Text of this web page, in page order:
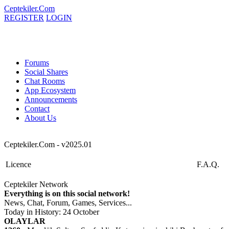
Ceptekiler.Com
REGISTER LOGIN
Forums
Social Shares
Chat Rooms
App Ecosystem
Announcements
Contact
About Us
Ceptekiler.Com - v2025.01
Licence F.A.Q.
Ceptekiler Network
Everything is on this social network!
News, Chat, Forum, Games, Services...
Today in History: 24 October
OLAYLAR